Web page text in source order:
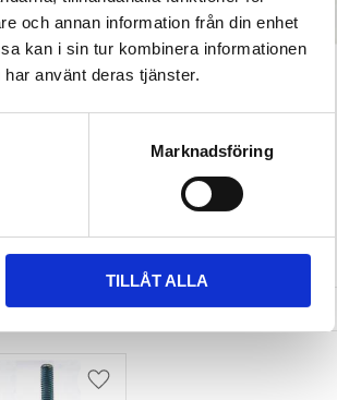
och annan information från din enhet
kan i sin tur kombinera informationen
använt deras tjänster.
Marknadsföring
TILLÅT ALLA
U-
nya fästen
SPÅRSADAPTER 20X24
Nytt takräcke, nya fästen
till takboxen?
Lägg till i favoriter